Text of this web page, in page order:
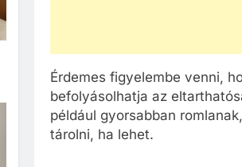
Érdemes figyelembe venni,
befolyásolhatja az
például gyorsabban
tárolni, ha lehet.